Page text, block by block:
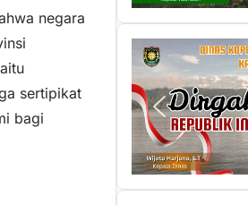
negara
sertipikat
bagi